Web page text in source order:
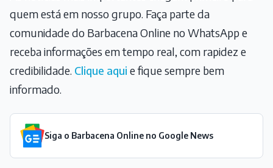
quem está em nosso grupo. Faça parte da
comunidade do Barbacena Online no WhatsApp e
receba informações em tempo real, com rapidez e
credibilidade. Clique aqui e fique sempre bem
informado.
Siga o Barbacena Online no Google News